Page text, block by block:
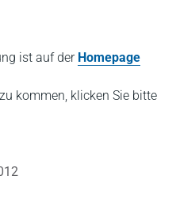
ist auf der Homepage
kommen, klicken Sie bitte